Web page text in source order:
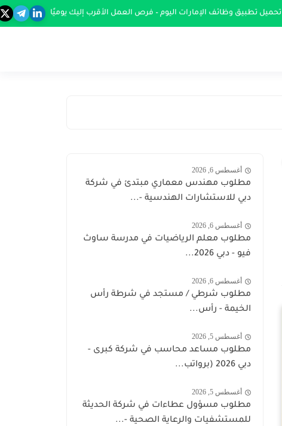
تحميل تطبيق وظائف الإمارات اليوم – فرص العمل الأقرب إليك يوميًا
أغسطس 6, 2026
مطلوب مهندس معماري مبتدئ في شركة
دبي للاستشارات الهندسية -...
أغسطس 6, 2026
مطلوب معلم الرياضيات في مدرسة ساوث
فيو - دبي 2026...
أغسطس 6, 2026
مطلوب شرطي / مستجد في شرطة رأس
الخيمة - رأس...
أغسطس 5, 2026
مطلوب مساعد محاسب في شركة كبرى -
دبي 2026 (برواتب...
أغسطس 5, 2026
مطلوب مسؤول عطاءات في شركة الحديثة
للمستشفيات والرعاية الصحية -...